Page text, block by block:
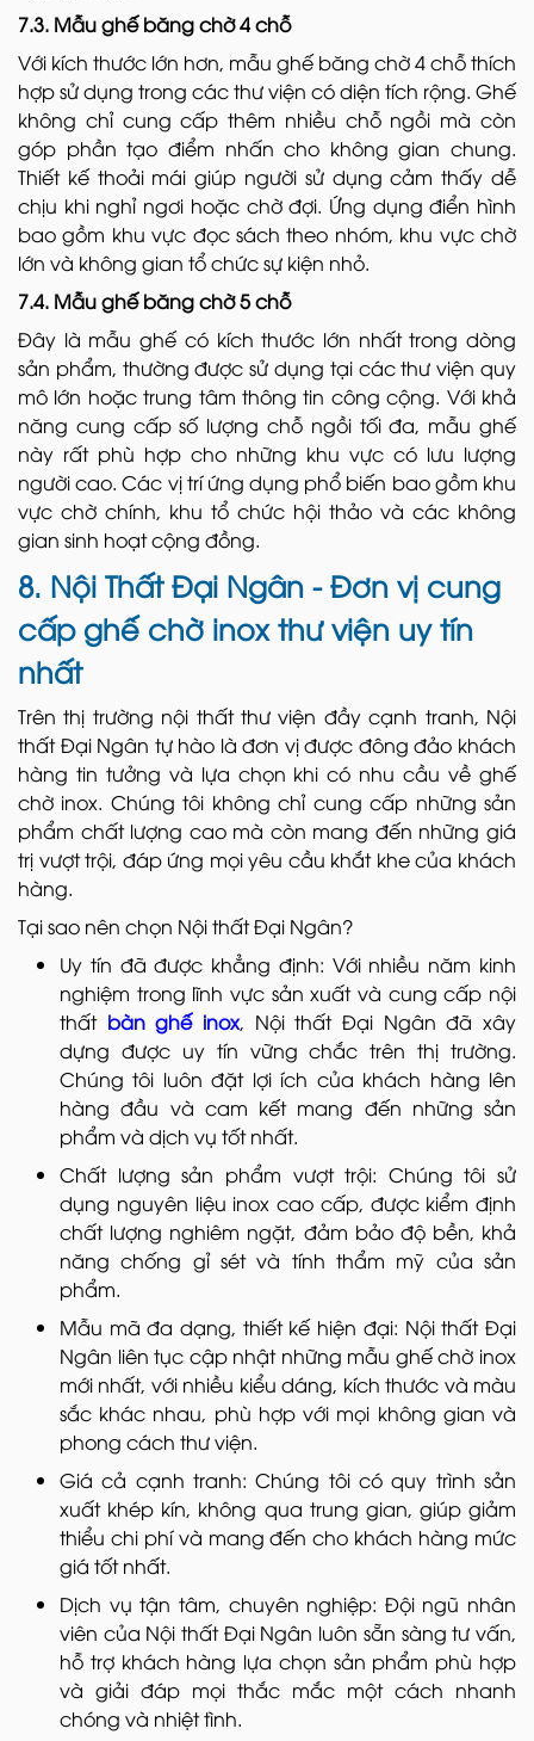
7.3. Mẫu ghế băng chờ 4 chỗ
Với kích thước lớn hơn, mẫu ghế băng chờ 4 chỗ thích
hợp sử dụng trong các thư viện có diện tích rộng. Ghế
không chỉ cung cấp thêm nhiều chỗ ngồi mà còn
góp phần tạo điểm nhấn cho không gian chung.
Thiết kế thoải mái giúp người sử dụng cảm thấy dễ
chịu khi nghỉ ngơi hoặc chờ đợi. Ứng dụng điển hình
bao gồm khu vực đọc sách theo nhóm, khu vực chờ
lớn và không gian tổ chức sự kiện nhỏ.
7.4. Mẫu ghế băng chờ 5 chỗ
Đây là mẫu ghế có kích thước lớn nhất trong dòng
sản phẩm, thường được sử dụng tại các thư viện quy
mô lớn hoặc trung tâm thông tin công cộng. Với khả
năng cung cấp số lượng chỗ ngồi tối đa, mẫu ghế
này rất phù hợp cho những khu vực có lưu lượng
người cao. Các vị trí ứng dụng phổ biến bao gồm khu
vực chờ chính, khu tổ chức hội thảo và các không
gian sinh hoạt cộng đồng.
8. Nội Thất Đại Ngân - Đơn vị cung
cấp ghế chờ inox thư viện uy tín
nhất
Trên thị trường nội thất thư viện đầy cạnh tranh, Nội
thất Đại Ngân tự hào là đơn vị được đông đảo khách
hàng tin tưởng và lựa chọn khi có nhu cầu về ghế
chờ inox. Chúng tôi không chỉ cung cấp những sản
phẩm chất lượng cao mà còn mang đến những giá
trị vượt trội, đáp ứng mọi yêu cầu khắt khe của khách
hàng.
Tại sao nên chọn Nội thất Đại Ngân?
Uy tín đã được khẳng định: Với nhiều năm kinh
nghiệm trong lĩnh vực sản xuất và cung cấp nội
thất bàn ghế inox, Nội thất Đại Ngân đã xây
dựng được uy tín vững chắc trên thị trường.
Chúng tôi luôn đặt lợi ích của khách hàng lên
hàng đầu và cam kết mang đến những sản
phẩm và dịch vụ tốt nhất.
Chất lượng sản phẩm vượt trội: Chúng tôi sử
dụng nguyên liệu inox cao cấp, được kiểm định
chất lượng nghiêm ngặt, đảm bảo độ bền, khả
năng chống gỉ sét và tính thẩm mỹ của sản
phẩm.
Mẫu mã đa dạng, thiết kế hiện đại: Nội thất Đại
Ngân liên tục cập nhật những mẫu ghế chờ inox
mới nhất, với nhiều kiểu dáng, kích thước và màu
sắc khác nhau, phù hợp với mọi không gian và
phong cách thư viện.
Giá cả cạnh tranh: Chúng tôi có quy trình sản
xuất khép kín, không qua trung gian, giúp giảm
thiểu chi phí và mang đến cho khách hàng mức
giá tốt nhất.
Dịch vụ tận tâm, chuyên nghiệp: Đội ngũ nhân
viên của Nội thất Đại Ngân luôn sẵn sàng tư vấn,
hỗ trợ khách hàng lựa chọn sản phẩm phù hợp
và giải đáp mọi thắc mắc một cách nhanh
chóng và nhiệt tình.